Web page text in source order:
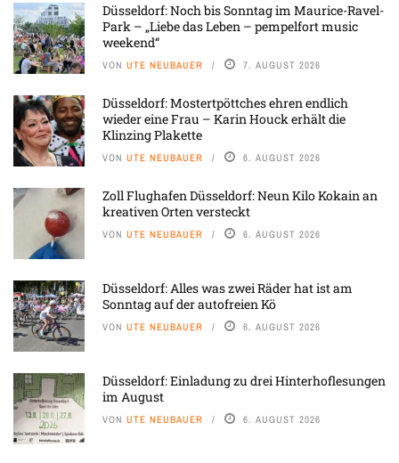
Düsseldorf: Noch bis Sonntag im Maurice-Ravel-
Park – „Liebe das Leben – pempelfort music
weekend“
VON UTE NEUBAUER 7. AUGUST 2026
Düsseldorf: Mostertpöttches ehren endlich
wieder eine Frau – Karin Houck erhält die
Klinzing Plakette
VON UTE NEUBAUER 6. AUGUST 2026
Zoll Flughafen Düsseldorf: Neun Kilo Kokain an
kreativen Orten versteckt
VON UTE NEUBAUER 6. AUGUST 2026
Düsseldorf: Alles was zwei Räder hat ist am
Sonntag auf der autofreien Kö
VON UTE NEUBAUER 6. AUGUST 2026
Düsseldorf: Einladung zu drei Hinterhoflesungen
im August
VON UTE NEUBAUER 6. AUGUST 2026